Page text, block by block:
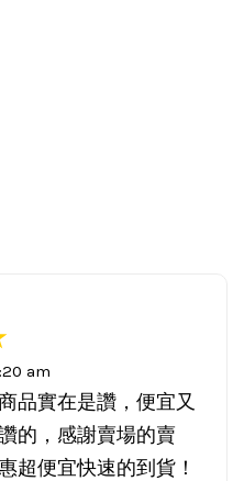
am
品實在是讚，便宜又
的，感謝賣場的賣
超便宜快速的到貨！